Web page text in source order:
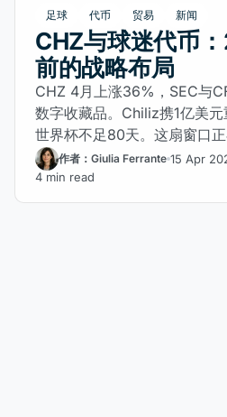
足球 代币 贸易 新闻
CHZ与球迷代币
前的战略布局
CHZ 4月上涨36%，SEC与
数字收藏品。Chiliz携1亿美
世界杯不足80天。这扇窗口正
作者：Giulia Ferrante 15 Apr
4 min read